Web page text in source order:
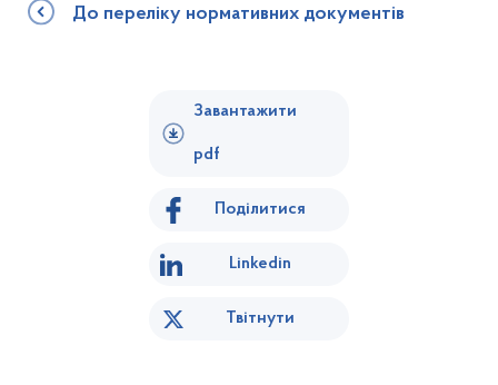
До переліку нормативних документів
Завантажити
pdf
Поділитися
Linkedin
Твітнути